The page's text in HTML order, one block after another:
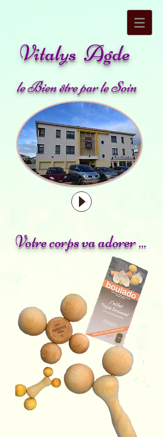
Vitalys Agde
le Bien être par le Soin
Votre corps va adorer ...